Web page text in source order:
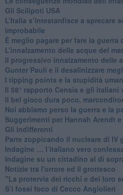
​Gli Scilipoti USA
L’Italia s’intestardisce a sprecare
improbabile
È meglio pagare per fare la
​L’innalzamento delle acque del
​Il progressivo innalzamento delle
​Gunter Pauli e il desalinizzare
I tipping points e la stupidità
​Il 58° rapporto Censis e gli italiani
​Il bel gioco dura poco,
Noi abbiamo perso la guerra e la
Suggerimenti per Hannah Arendt
​Gli indifferenti
Parte zoppicando il nucleare di IV
​Indagine … l’italiano vero
Indagine su un cittadino al di
Notizie tra l'orrore ed il grottesco
"La protervia dei ricchi e dei loro
S’i fossi foco di Cecco Angiolieri